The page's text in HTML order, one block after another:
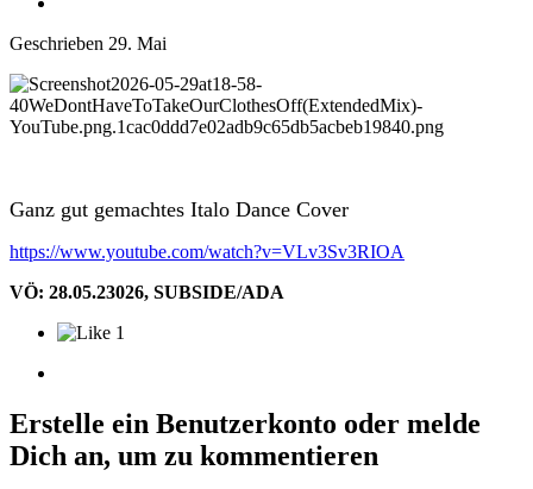
Geschrieben 29. Mai
Ganz gut gemachtes Italo Dance Cover
https://www.youtube.com/watch?v=VLv3Sv3RIOA
VÖ: 28.05.23026, SUBSIDE/ADA
1
Erstelle ein Benutzerkonto oder melde
Dich an, um zu kommentieren